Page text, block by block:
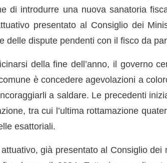
di introdurre una nuova sanatoria
presentato al Consiglio dei
delle dispute pendenti con il fisco da
della fine dell’anno, il governo
è concedere agevolazioni a
a saldare. Le precedenti
tra cui l’ultima rottamazione
esattoriali.
già presentato al Consiglio